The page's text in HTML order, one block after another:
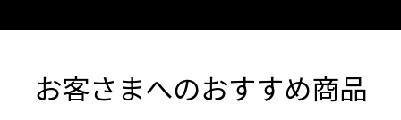
お客さまへのおすすめ商品